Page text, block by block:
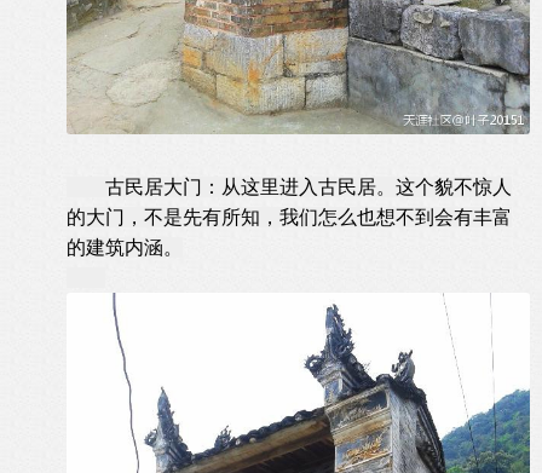
古民居大门：从这里进入古民居。这个貌不惊人
的大门，不是先有所知，我们怎么也想不到会有丰富
的建筑内涵。